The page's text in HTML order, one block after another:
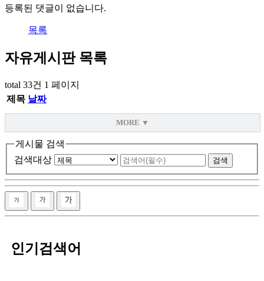
등록된 댓글이 없습니다.
목록
자유게시판목록
total 33건 1 페이지
제목 날짜
MORE ▼
게시물 검색
검색대상
인기검색어